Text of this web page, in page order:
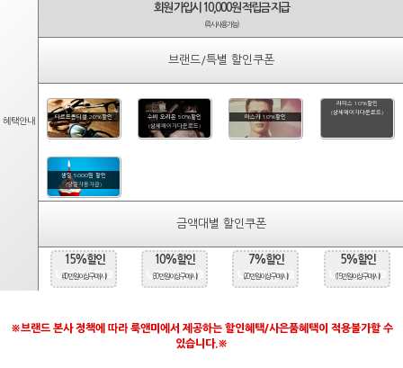
혜택안내
회원 가입시 10,000원 적립금 지급
(즉시사용가능)
브랜드/특별 할인쿠폰
타르트옵티컬 20%할인
수비 오리온 50%할인
(상세페이지다운로드)
마스카 10%할인
라피스 10%할인
(상세페이지다운로드)
생일 5000원 할인
(당일자동지급)
금액대별 할인쿠폰
15%할인
(40만원 이상 구매시)
10%할인
(30만원 이상 구매시)
7%할인
(20만원 이상 구매시)
5%할인
(15만원 이상 구매시)
※브랜드 본사 정책에 따라 룩앤미에서 제공하는 할인혜택/사은품혜택이 적용불가할 수
있습니다.※